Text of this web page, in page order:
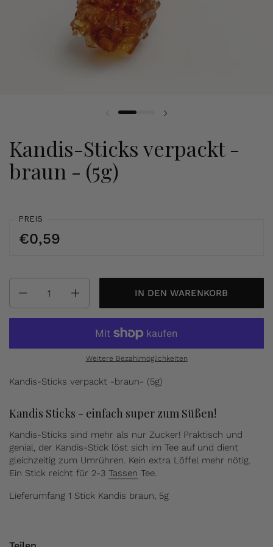
Kandis-Sticks verpackt -
braun - (5g)
PREIS
€0,59
IN DEN WARENKORB
Weitere Bezahlmöglichkeiten
Kandis-Sticks verpackt -braun- (5g)
Kandis Sticks - einfach super zum Süßen!
Kandis-Sticks sind mehr als nur Zucker! Praktisch und
genial, der Kandis-Stick löst sich im Tee auf und dient
gleichzeitig zum Umrühren. Kein extra Löffel mehr nötig.
Ein Stick reicht für 2-3 Tassen Tee.
Lieferumfang 1 Stick Kandis braun, 5g